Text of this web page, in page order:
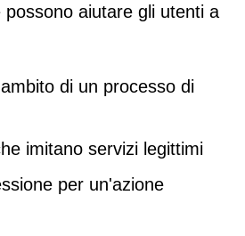
aiutare gli utenti a
di un processo di
imitano servizi legittimi
per un'azione